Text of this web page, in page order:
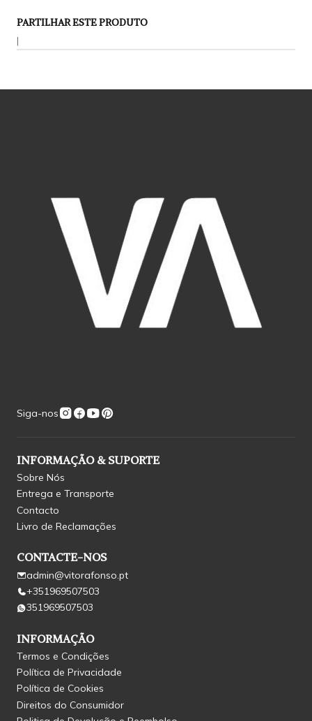
PARTILHAR ESTE PRODUTO
|
Siga-nos
INFORMAÇÃO & SUPORTE
Sobre Nós
Entrega e Transporte
Contacto
Livro de Reclamações
CONTACTE-NOS
admin@vitorafonso.pt
+351969507503
351969507503
INFORMAÇÃO
Termos e Condições
Política de Privacidade
Política de Cookies
Direitos do Consumidor